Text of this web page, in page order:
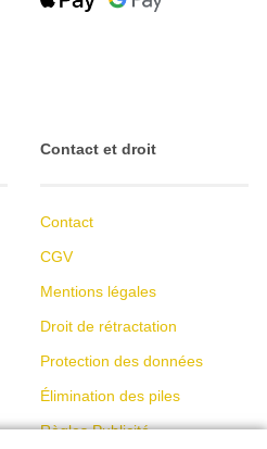
Contact et droit
Contact
CGV
Mentions légales
Droit de rétractation
Protection des données
Élimination des piles
Règles Publicité